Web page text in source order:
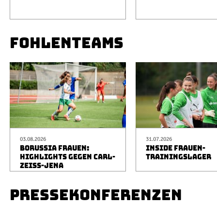
FOHLENTEAMS
03.08.2026
BORUSSIA FRAUEN:
HIGHLIGHTS GEGEN CARL-
ZEISS-JENA
31.07.2026
INSIDE FRAUEN-
TRAININGSLAGER
PRESSEKONFERENZEN